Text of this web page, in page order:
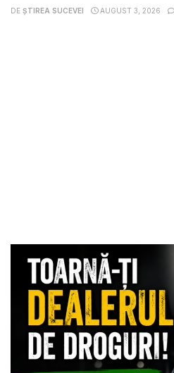
DE ȘTIREA SUCEVEI AUGUST 3, 2026